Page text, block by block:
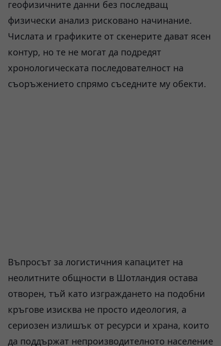
геофизичните данни без последващ
физически анализ рисковано начинание.
Числата и графиките от скенерите дават ясен
контур, но те не могат да подредят
хронологическата последователност на
съоръжението спрямо съседните му обекти.
Въпросът за логистичния капацитет на
неолитните общности в Шотландия остава
отворен, тъй като изграждането на подобни
кръгове изисква не просто идеология, а
сериозен излишък от ресурси и храна, които
да поддържат непроизводителното население